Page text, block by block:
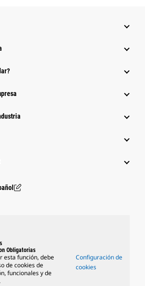
Obligatorias
esta función, debe
de cookies de
funcionales y de
Configuración de
cookies